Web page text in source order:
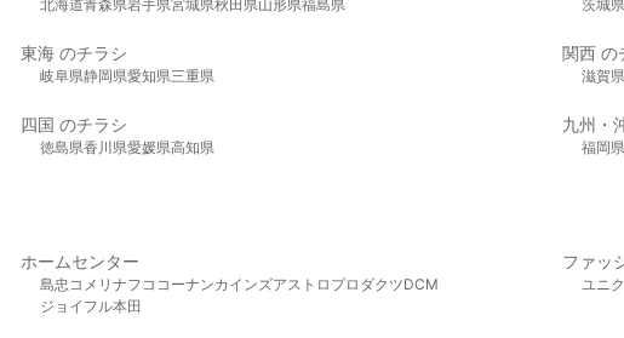
北海道青森県岩手県宮城県秋田県山形県福島県 茨城県
東海 のチラシ
岐阜県静岡県愛知県三重県
関西 の
滋賀県
四国 のチラシ
徳島県香川県愛媛県高知県
九州・
福岡県
ホームセンター
島忠 コメリ ナフコ コーナンカインズアストロプロダクツDCM
ジョイフル本田
ファッ
ユニ